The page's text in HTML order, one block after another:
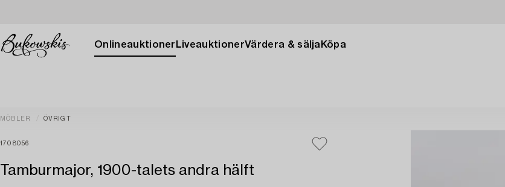
Onlineauktioner LiveauktionerVärdera & sälja Köpa
MÖBLER ÖVRIGT
1708056
Tamburmajor, 1900-talets andra hälft